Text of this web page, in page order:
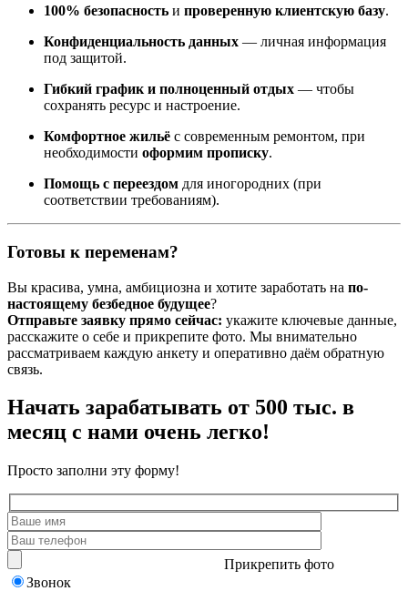
100% безопасность и проверенную клиентскую базу.
Конфиденциальность данных — личная информация
под защитой.
Гибкий график и полноценный отдых — чтобы
сохранять ресурс и настроение.
Комфортное жильё с современным ремонтом, при
необходимости оформим прописку.
Помощь с переездом для иногородних (при
соответствии требованиям).
Готовы к переменам?
Вы красива, умна, амбициозна и хотите заработать на по-
настоящему безбедное будущее?
Отправьте заявку прямо сейчас: укажите ключевые данные,
расскажите о себе и прикрепите фото. Мы внимательно
рассматриваем каждую анкету и оперативно даём обратную
связь.
Начать зарабатывать от 500 тыс. в
месяц с нами очень легко!
Просто заполни эту форму!
Прикрепить фото
Звонок